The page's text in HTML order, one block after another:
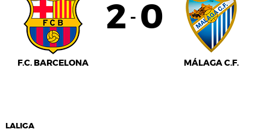
F.C. BARCELONA
2 - 0
MÁLAGA C.F.
LALIGA